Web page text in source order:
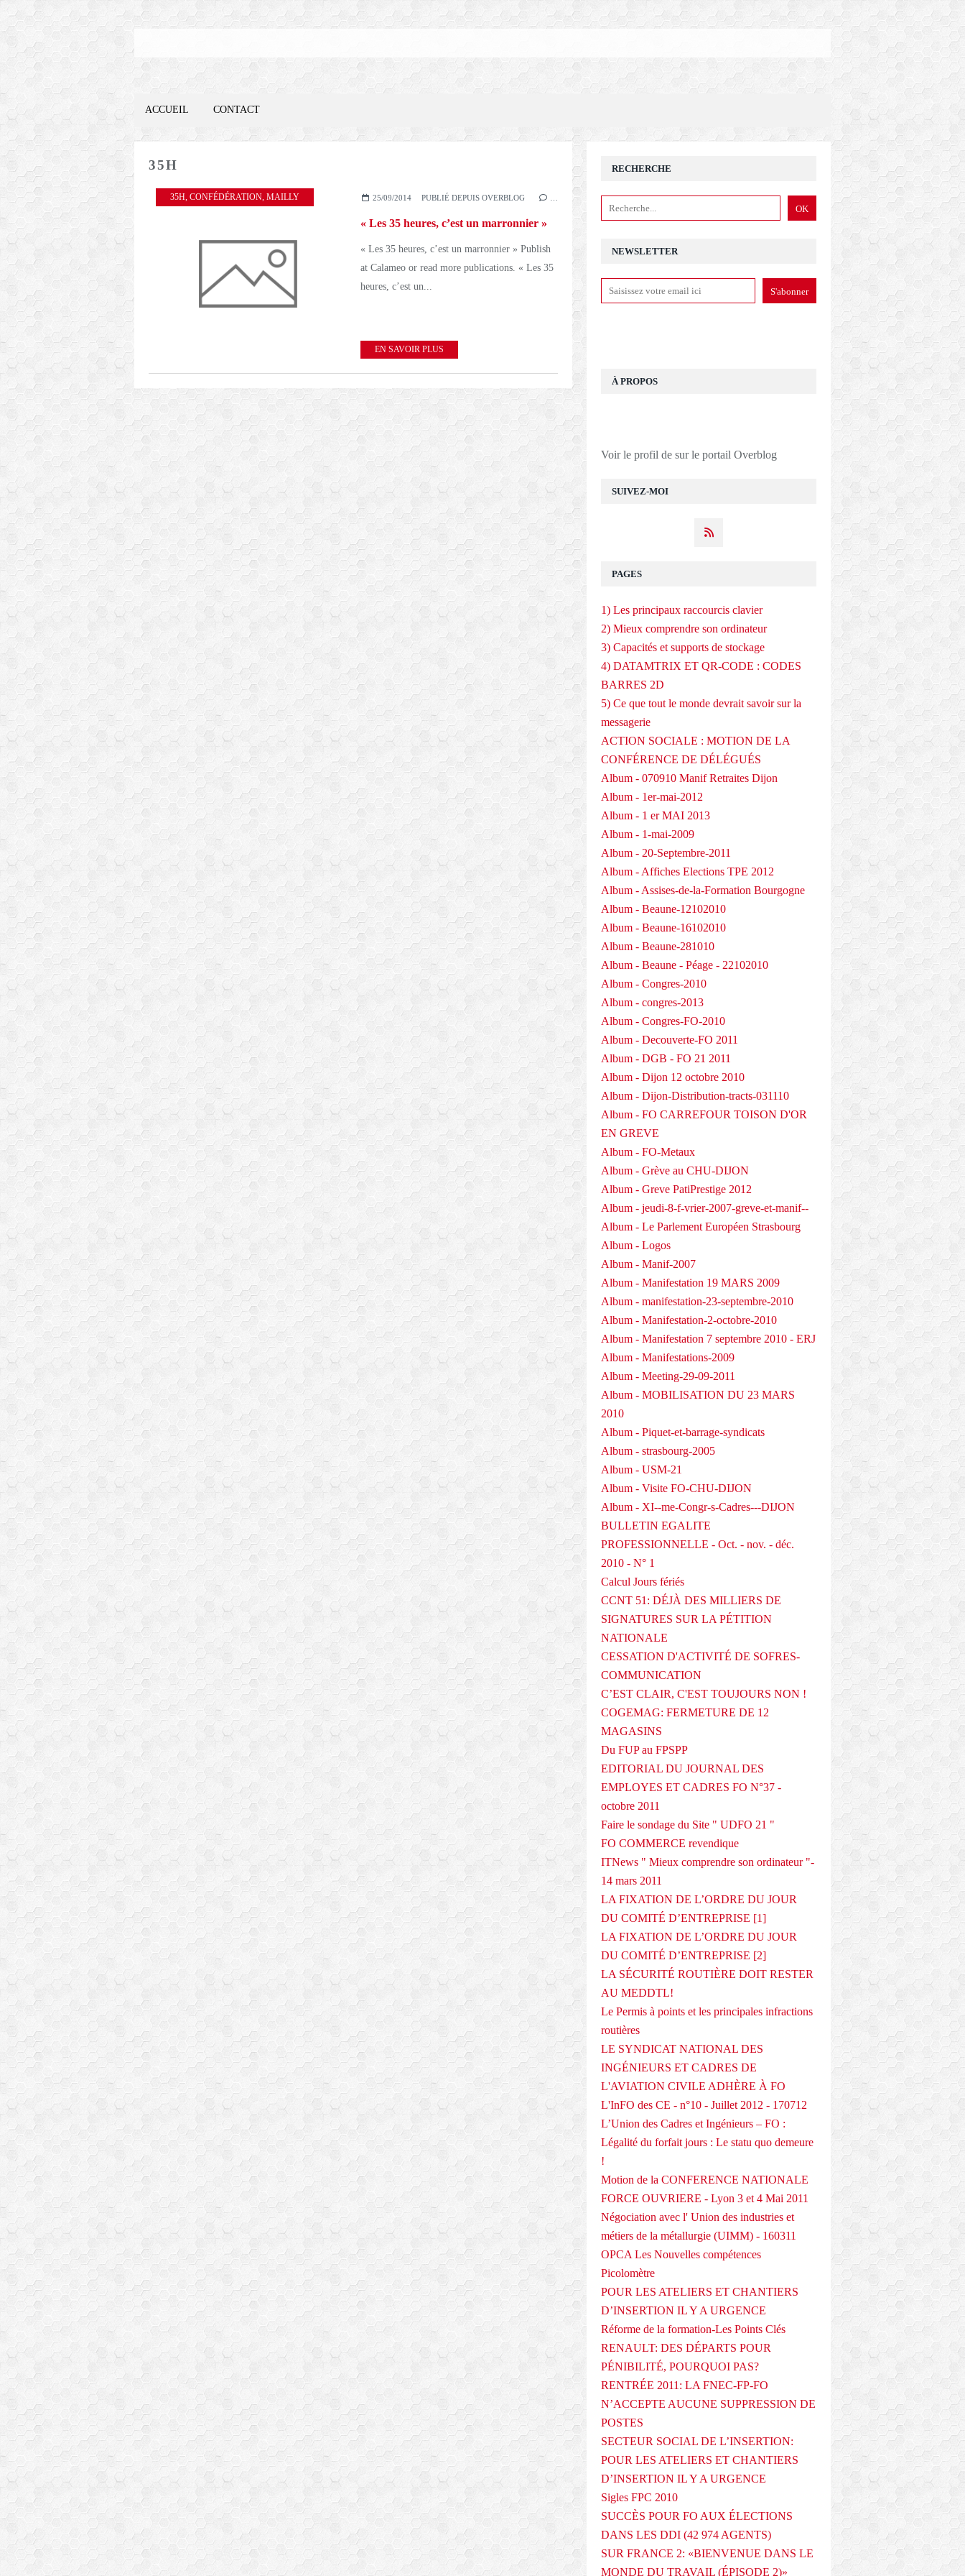
ACCUEIL CONTACT
35H
35H CONFÉDÉRATION MAILLY 25/09/2014 PUBLIÉ DEPUIS OVERBLOG
« Les 35 heures, c’est un marronnier »
« Les 35 heures, c’est un marronnier » Publish
at Calameo or read more publications. « Les 35
heures, c’est un...
EN SAVOIR PLUS
NEWSLETTER
SUIVEZ-MOI
RECHERCHE
À PROPOS
Voir le profil de sur le portail Overblog
PAGES
1) Les principaux raccourcis clavier
2) Mieux comprendre son ordinateur
3) Capacités et supports de stockage
4) DATAMTRIX ET QR-CODE : CODES
BARRES 2D
5) Ce que tout le monde devrait savoir sur la
messagerie
ACTION SOCIALE : MOTION DE LA
CONFÉRENCE DE DÉLÉGUÉS
Album - 070910 Manif Retraites Dijon
Album - 1er-mai-2012
Album - 1 er MAI 2013
Album - 1-mai-2009
Album - 20-Septembre-2011
Album - Affiches Elections TPE 2012
Album - Assises-de-la-Formation Bourgogne
Album - Beaune-12102010
Album - Beaune-16102010
Album - Beaune-281010
Album - Beaune - Péage - 22102010
Album - Congres-2010
Album - congres-2013
Album - Congres-FO-2010
Album - Decouverte-FO 2011
Album - DGB - FO 21 2011
Album - Dijon 12 octobre 2010
Album - Dijon-Distribution-tracts-031110
Album - FO CARREFOUR TOISON D'OR
EN GREVE
Album - FO-Metaux
Album - Grève au CHU-DIJON
Album - Greve PatiPrestige 2012
Album - jeudi-8-f-vrier-2007-greve-et-manif--
Album - Le Parlement Européen Strasbourg
Album - Logos
Album - Manif-2007
Album - Manifestation 19 MARS 2009
Album - manifestation-23-septembre-2010
Album - Manifestation-2-octobre-2010
Album - Manifestation 7 septembre 2010 - ERJ
Album - Manifestations-2009
Album - Meeting-29-09-2011
Album - MOBILISATION DU 23 MARS
2010
Album - Piquet-et-barrage-syndicats
Album - strasbourg-2005
Album - USM-21
Album - Visite FO-CHU-DIJON
Album - XI--me-Congr-s-Cadres---DIJON
BULLETIN EGALITE
PROFESSIONNELLE - Oct. - nov. - déc.
2010 - N° 1
Calcul Jours fériés
CCNT 51: DÉJÀ DES MILLIERS DE
SIGNATURES SUR LA PÉTITION
NATIONALE
CESSATION D'ACTIVITÉ DE SOFRES-
COMMUNICATION
C’EST CLAIR, C'EST TOUJOURS NON !
COGEMAG: FERMETURE DE 12
MAGASINS
Du FUP au FPSPP
EDITORIAL DU JOURNAL DES
EMPLOYES ET CADRES FO N°37 -
octobre 2011
Faire le sondage du Site " UDFO 21 "
FO COMMERCE revendique
ITNews " Mieux comprendre son ordinateur "-
14 mars 2011
LA FIXATION DE L’ORDRE DU JOUR
DU COMITÉ D’ENTREPRISE [1]
LA FIXATION DE L’ORDRE DU JOUR
DU COMITÉ D’ENTREPRISE [2]
LA SÉCURITÉ ROUTIÈRE DOIT RESTER
AU MEDDTL!
Le Permis à points et les principales infractions
routières
LE SYNDICAT NATIONAL DES
INGÉNIEURS ET CADRES DE
L'AVIATION CIVILE ADHÈRE À FO
L'InFO des CE - n°10 - Juillet 2012 - 170712
L’Union des Cadres et Ingénieurs – FO :
Légalité du forfait jours : Le statu quo demeure
!
Motion de la CONFERENCE NATIONALE
FORCE OUVRIERE - Lyon 3 et 4 Mai 2011
Négociation avec l' Union des industries et
métiers de la métallurgie (UIMM) - 160311
OPCA Les Nouvelles compétences
Picolomètre
POUR LES ATELIERS ET CHANTIERS
D’INSERTION IL Y A URGENCE
Réforme de la formation-Les Points Clés
RENAULT: DES DÉPARTS POUR
PÉNIBILITÉ, POURQUOI PAS?
RENTRÉE 2011: LA FNEC-FP-FO
N’ACCEPTE AUCUNE SUPPRESSION DE
POSTES
SECTEUR SOCIAL DE L’INSERTION:
POUR LES ATELIERS ET CHANTIERS
D’INSERTION IL Y A URGENCE
Sigles FPC 2010
SUCCÈS POUR FO AUX ÉLECTIONS
DANS LES DDI (42 974 AGENTS)
SUR FRANCE 2: «BIENVENUE DANS LE
MONDE DU TRAVAIL (ÉPISODE 2)»